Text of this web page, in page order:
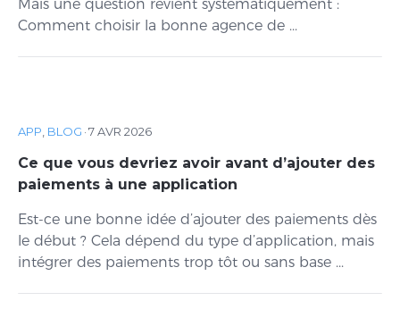
Mais une question revient systématiquement :
Comment choisir la bonne agence de ...
APP BLOG ·7 AVR 2026
Ce que vous devriez avoir avant d’ajouter des
paiements à une application
Est-ce une bonne idée d’ajouter des paiements dès
le début ? Cela dépend du type d’application, mais
intégrer des paiements trop tôt ou sans base ...